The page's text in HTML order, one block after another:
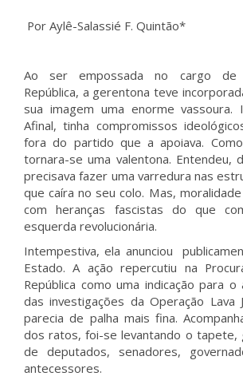
Por Aylê-Salassié F. Quintão*
Ao ser empossada no cargo de
República, a gerentona teve
sua imagem uma enorme vassoura.
Afinal, tinha compromissos
fora do partido que a apoiava.
tornara-se uma valentona. Entendeu,
precisava fazer uma varredura nas
que caíra no seu colo. Mas,
com heranças fascistas do que
esquerda revolucionária.
Intempestiva, ela anunciou
Estado. A ação repercutiu na
República como uma indicação para o
das investigações da Operação Lava
parecia de palha mais fina.
dos ratos, foi-se levantando o tapete,
de deputados, senadores,
antecessores.